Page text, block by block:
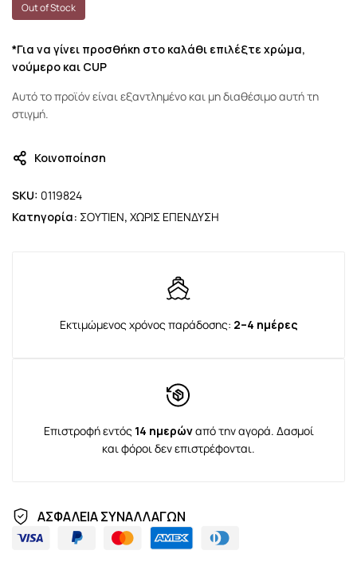
Out of Stock
*Για να γίνει προσθήκη στο καλάθι επιλέξτε χρώμα,
νούμερο και CUP
Αυτό το προϊόν είναι εξαντλημένο και μη διαθέσιμο αυτή τη
στιγμή.
Κοινοποίηση
SKU: 0119824
Κατηγορία: ΣΟΥΤΙΕΝ, ΧΩΡΙΣ ΕΠΕΝΔΥΣΗ
Εκτιμώμενος χρόνος παράδοσης: 2–4 ημέρες
Επιστροφή εντός 14 ημερώναπό την αγορά. Δασμοί
και φόροι δεν επιστρέφονται.
ΑΣΦΑΛΕΙΑ ΣΥΝΑΛΛΑΓΩΝ